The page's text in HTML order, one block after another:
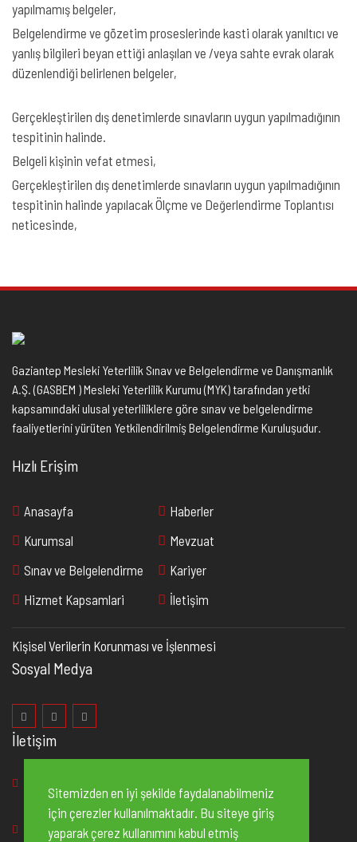
yapılmamış belgeler,
Belgelendirme ve gözetim proseslerinde kasti olarak yanıltıcı ve
yanlış bilgileri beyan ettiği anlaşılan ve /veya sahte evrak olarak
düzenlendiği belirlenen belgeler,
Gerçekleştirilen dış denetimlerde sınavların uygun yapılmadığının
tespitinin halinde.
Belgeli kişinin vefat etmesi,
Gerçekleştirilen dış denetimlerde sınavların uygun yapılmadığının
tespitinin halinde yapılacak Ölçme ve Değerlendirme Toplantısı
neticesinde,
Gaziantep Mesleki Yeterlilik Sınav ve Belgelendirme ve Danışmanlık
A.Ş. (GASBEM ) Mesleki Yeterlilik Kurumu (MYK) tarafından yetki
kapsamındaki ulusal yeterliliklere göre sınav ve belgelendirme
faaliyetlerini yürüten Yetkilendirilmiş Belgelendirme Kuruluşudur.
Hızlı Erişim
Anasayfa
Kurumsal
Sınav ve Belgelendirme
Hizmet Kapsamlari
Haberler
Mevzuat
Kariyer
İletişim
Kişisel Verilerin Korunması ve İşlenmesi
Sosyal Medya
İletişim
2. Organize Sanayi Bölgesi 83235 No’lu Cadde, No:2
Şehitkamil/Gaziantep
+90 342502 10 20
Sitemizden en iyi şekilde faydalanabilmeniz
için çerezler kullanılmaktadır. Bu siteye giriş
yaparak çerez kullanımını kabul etmiş